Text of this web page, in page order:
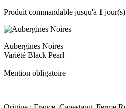
Produit commandable jusqu'à 1
Aubergines Noires
Variété Black Pearl
Mention obligatoire